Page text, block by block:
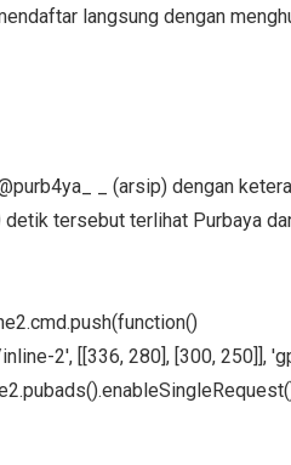
langsung dengan
_ (arsip) dengan
detik tersebut terlihat Purbaya
2', [[336, 280], [300, 250]],